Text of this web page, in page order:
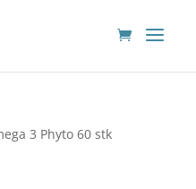
3 Phyto 60 stk